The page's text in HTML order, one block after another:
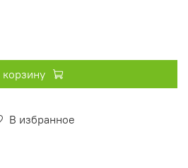
В избранное
корзину